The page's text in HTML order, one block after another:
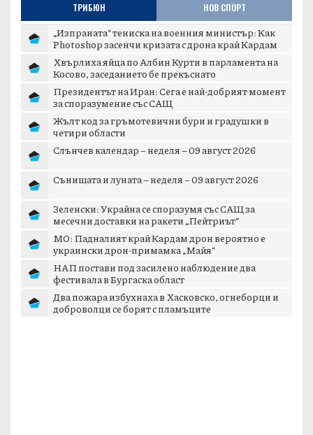
ТРИБЮН НОВ СПОРТ
„Изпраната“ тениска на военния министър: Как
Photoshop засенчи кризата с дрона край Кардам
Хвърлиха яйца по Албин Курти в парламента на
Косово, заседанието бе прекъснато
Президентът на Иран: Сега е най-добрият момент
за споразумение със САЩ
Жълт код за гръмотевични бури и градушки в
четири области
Слънчев календар – неделя – 09 август 2026
Сънищата и луната – неделя – 09 август 2026
Зеленски: Украйна се споразумя със САЩ за
месечни доставки на ракети „Пейтриът“
МО: Падналият край Кардам дрон вероятно е
украински дрон-примамка „Майя“
НАП постави под засилено наблюдение два
фестивала в Бургаска област
Два пожара избухнаха в Хасковско, огнеборци и
доброволци се борят с пламъците